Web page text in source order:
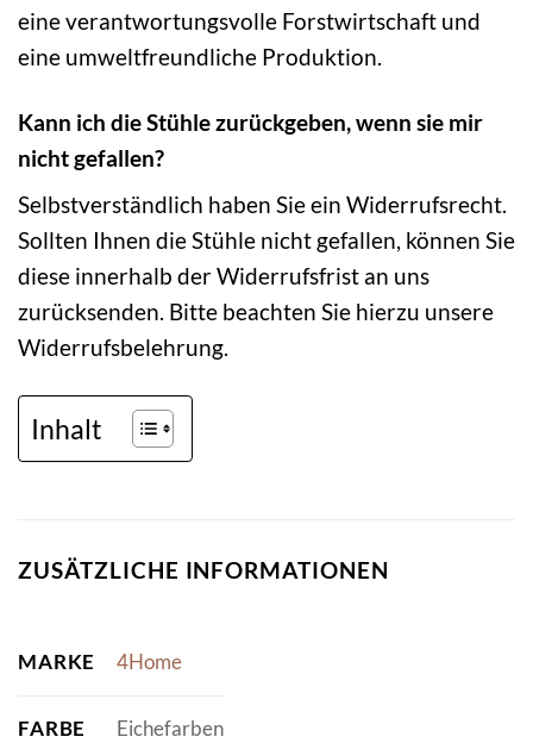
eine verantwortungsvolle Forstwirtschaft und
eine umweltfreundliche Produktion.
Kann ich die Stühle zurückgeben, wenn sie mir
nicht gefallen?
Selbstverständlich haben Sie ein Widerrufsrecht.
Sollten Ihnen die Stühle nicht gefallen, können Sie
diese innerhalb der Widerrufsfrist an uns
zurücksenden. Bitte beachten Sie hierzu unsere
Widerrufsbelehrung.
Inhalt
ZUSÄTZLICHE INFORMATIONEN
MARKE 4Home
FARBE Eichefarben